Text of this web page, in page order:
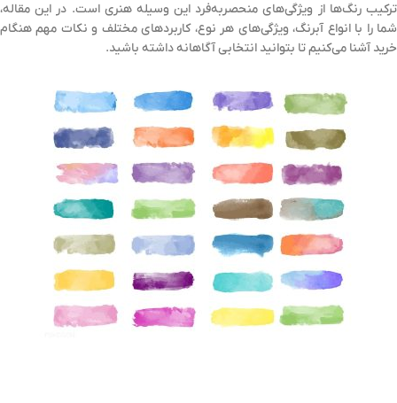
ترکیب رنگ‌ها از ویژگی‌های منحصر‌به‌فرد این وسیله هنری است. در این مقاله،
شما را با انواع آبرنگ، ویژگی‌های هر نوع، کاربردهای مختلف و نکات مهم هنگام
خرید آشنا می‌کنیم تا بتوانید انتخابی آگاهانه داشته باشید.